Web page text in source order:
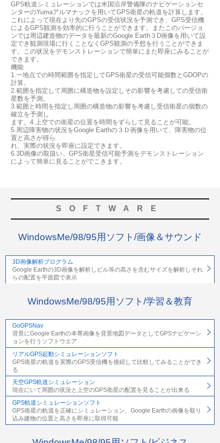
GPS軌道シミュレーションでは米国沿岸警備隊のナビゲーションセ
ンターのYumaアルマナックを用いてGPS衛星の軌道を計算します。
これによって現在より先のGPSの受信状況を予測でき、GPS受信機
によるGPS観測を効率的に行うことができます。またこのバージョ
ンでは周辺建造物のデータを最新のGoogle Earth３D画像を用いて設
定でき観測現場に行くことなくGPS観測の予想を行うことができま
す。この状況をデモンストレーションで簡単にまた即座にみることが
できます。
機能
1.一地点での時間範囲を指定してGPS衛星の受信可能個数とGDOPの
計算。
2.範囲を指定して周囲に構造物を設定しその影響を考慮しての受信衛
星数を予測。
3.範囲と時間を指定し周囲の構造物の影響を考慮し受信衛星の個数の
確立を予測し
ます。4.上空での衛星の位置を時間をずらして見ることが可能。
5.周辺障害物の状況をGoogle Earthの３Ｄ画像を用いて、障害物の位
置と高さが得ら
れ、実際の状況を即座に設定できます。
6.3D画像の取扱い、GPS衛星受信可能予測をデモンストレーション
によって簡単に見ることがでこきます。
SOFTWARE
WindowsMe/98/95用ソフト/画像＆サウンド
3D画像解析プログラム
Google Earthの3D画像を解析しビル等の高さを含むサイズを解析しそれ
らの配置を平面図で表示
WindowsMe/98/95用ソフト/学習＆教育
GoGPSNav
背景にGoogle Earthの本尊画像を背景地図データとしてGPSナビゲーシ
ョンを行うソフトウエア
リアルGPS起動シミュレーションソフト
GPS衛星の軌道を実際のGPS受信機を接続して比較してみることができ
る
天空GPS軌道シミュレーション
現在にいて周囲の状況と上空のGPS衛星の配置を見ることが出来る
GPS軌道シミュレーションソフト
GPS衛星の軌道を正確にシミュレーション、Google Earthの画像を取り
込み建物の位置と高さを即座に取得可能